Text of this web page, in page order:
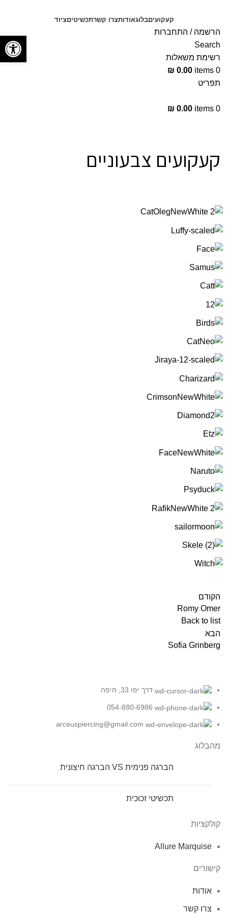
קעקועיםבלוגאודותצרו קשרתכשיטיםציוד
הרשמה / התחברות
Search
רשימת משאלות
0
items
₪ 0.00
תפריט
0
items
₪ 0.00
קעקועים צבעוניים
הקודם
Romy Omer
Back to list
הבא
Sofia Grinberg
דרך יפו 33, חיפה
054-880-6986
arceuspiercing@gmail.com
מהבלוג
הברגה פנימית VS הברגה חיצונית
תכשיטי זכוכית
קולקציות
Allure Marquise
קישורים
אודות
צרו קשר
פתח